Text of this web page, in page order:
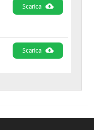
Scarica
Scarica